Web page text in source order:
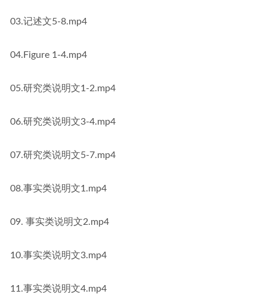
03.记述文5-8.mp4
04.Figure 1-4.mp4
05.研究类说明文1-2.mp4
06.研究类说明文3-4.mp4
07.研究类说明文5-7.mp4
08.事实类说明文1.mp4
09. 事实类说明文2.mp4
10.事实类说明文3.mp4
11.事实类说明文4.mp4